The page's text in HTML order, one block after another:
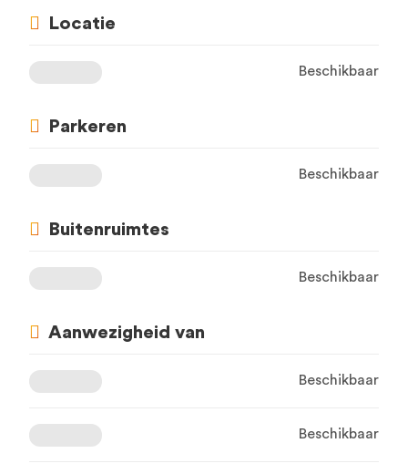
Locatie
Beschikbaar
Parkeren
Beschikbaar
Buitenruimtes
Beschikbaar
Aanwezigheid van
Beschikbaar
Beschikbaar